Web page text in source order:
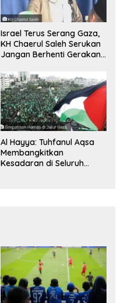
Israel Terus Serang Gaza,
KH Chaerul Saleh Serukan
Jangan Berhenti Gerakan
Al Hayya: Tuhfanul Aqsa
Membangkitkan
Kesadaran di Seluruh